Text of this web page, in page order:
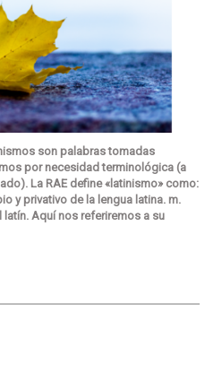
son palabras tomadas
por necesidad terminológica (a
La RAE define «latinismo» como:
y privativo de la lengua latina. m.
Aquí nos referiremos a su